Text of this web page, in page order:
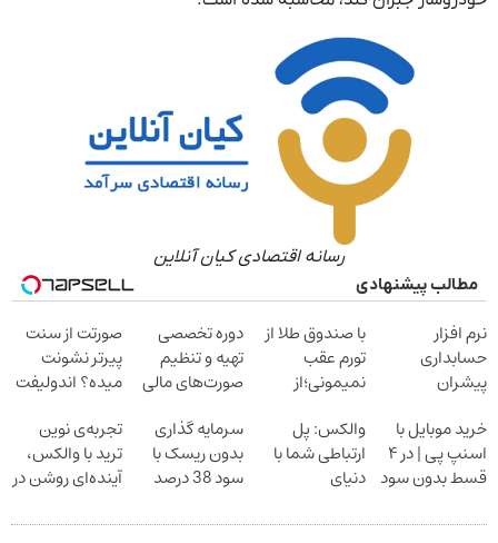
رسانه اقتصادی کیان آنلاین
مطالب پیشنهادی
نرم افزار
حسابداری
پیشران
با صندوق طلا از
تورم عقب
نمیمونی؛از
دوره تخصصی
تهیه و تنظیم
صورت‌های مالی
صورتت از سنت
پیرتر نشونت
میده؟ اندولیفت
خرید موبایل با
اسنپ پی | در ۴
قسط بدون سود
والکس: پل
ارتباطی شما با
دنیای
دیجیتال
سرمایه گذاری
بدون ریسک با
سود 38 درصد
تجربه‌ی نوین
ترید با والکس،
آینده‌ای روشن در